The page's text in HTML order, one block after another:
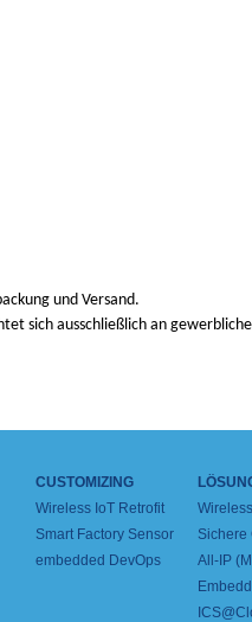
und Versand.
sich ausschließlich an
CUSTOMIZING
Wireless IoT Retrofit
Smart Factory Sensor
embedded DevOps
Sichere
All-IP